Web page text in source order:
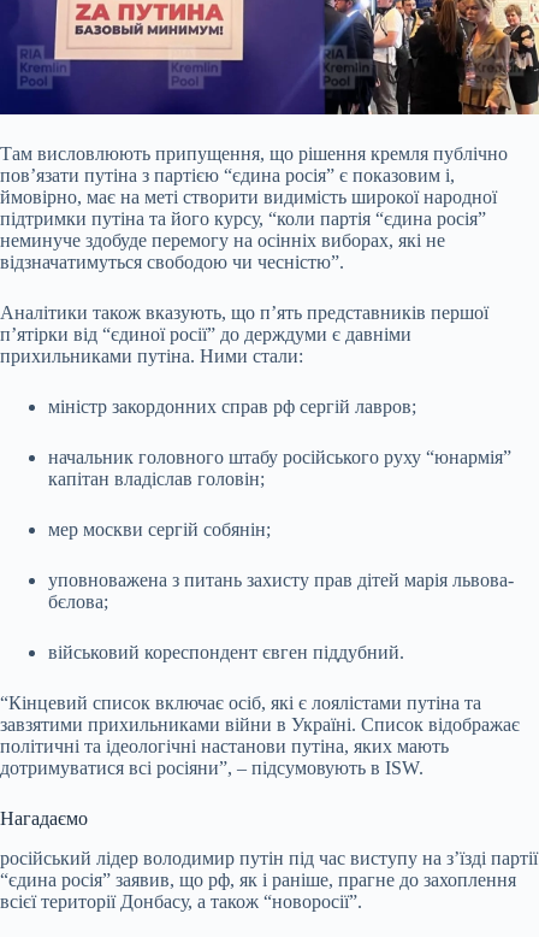
Там висловлюють припущення, що рішення кремля публічно
пов’язати путіна з партією “єдина росія” є показовим і,
ймовірно, має на меті створити видимість широкої народної
підтримки путіна та його курсу, “коли партія “єдина росія”
неминуче здобуде перемогу на осінніх виборах, які не
відзначатимуться свободою чи чесністю”.
Аналітики також вказують, що п’ять представників першої
п’ятірки від “єдиної росії” до держдуми є давніми
прихильниками путіна. Ними стали:
міністр закордонних справ рф сергій лавров;
начальник головного штабу російського руху “юнармія”
капітан владіслав головін;
мер москви сергій собянін;
уповноважена з питань захисту прав дітей марія львова-
бєлова;
військовий кореспондент євген піддубний.
“Кінцевий список включає осіб, які є лоялістами путіна та
завзятими прихильниками війни в Україні. Список відображає
політичні та ідеологічні настанови путіна, яких мають
дотримуватися всі росіяни”, – підсумовують в ISW.
Нагадаємо
російський лідер володимир путін під час виступу на з’їзді партії
“єдина росія” заявив, що рф, як і раніше, прагне до захоплення
всієї території Донбасу, а також “новоросії”.